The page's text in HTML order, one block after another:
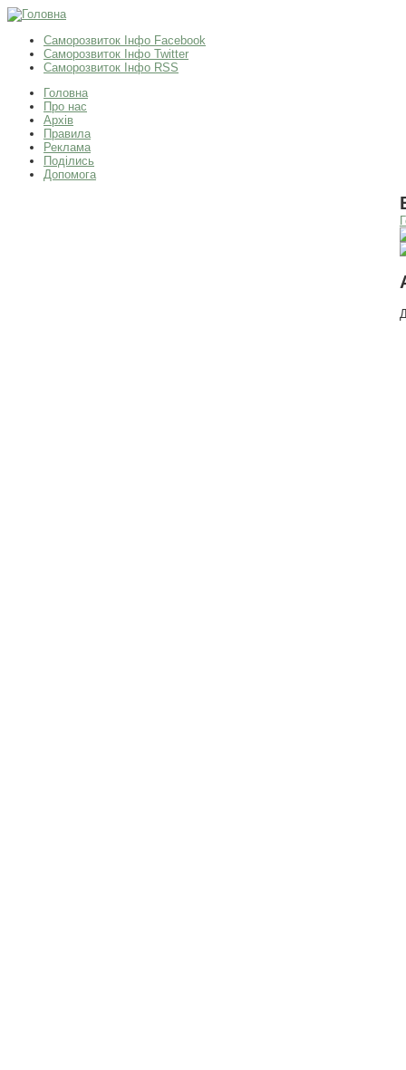
Саморозвиток Інфо Facebook
Саморозвиток Інфо Twitter
Саморозвиток Інфо RSS
Головна
Про нас
Архів
Правила
Реклама
Поділись
Допомога